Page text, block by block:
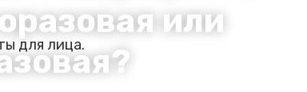
или
для лица.